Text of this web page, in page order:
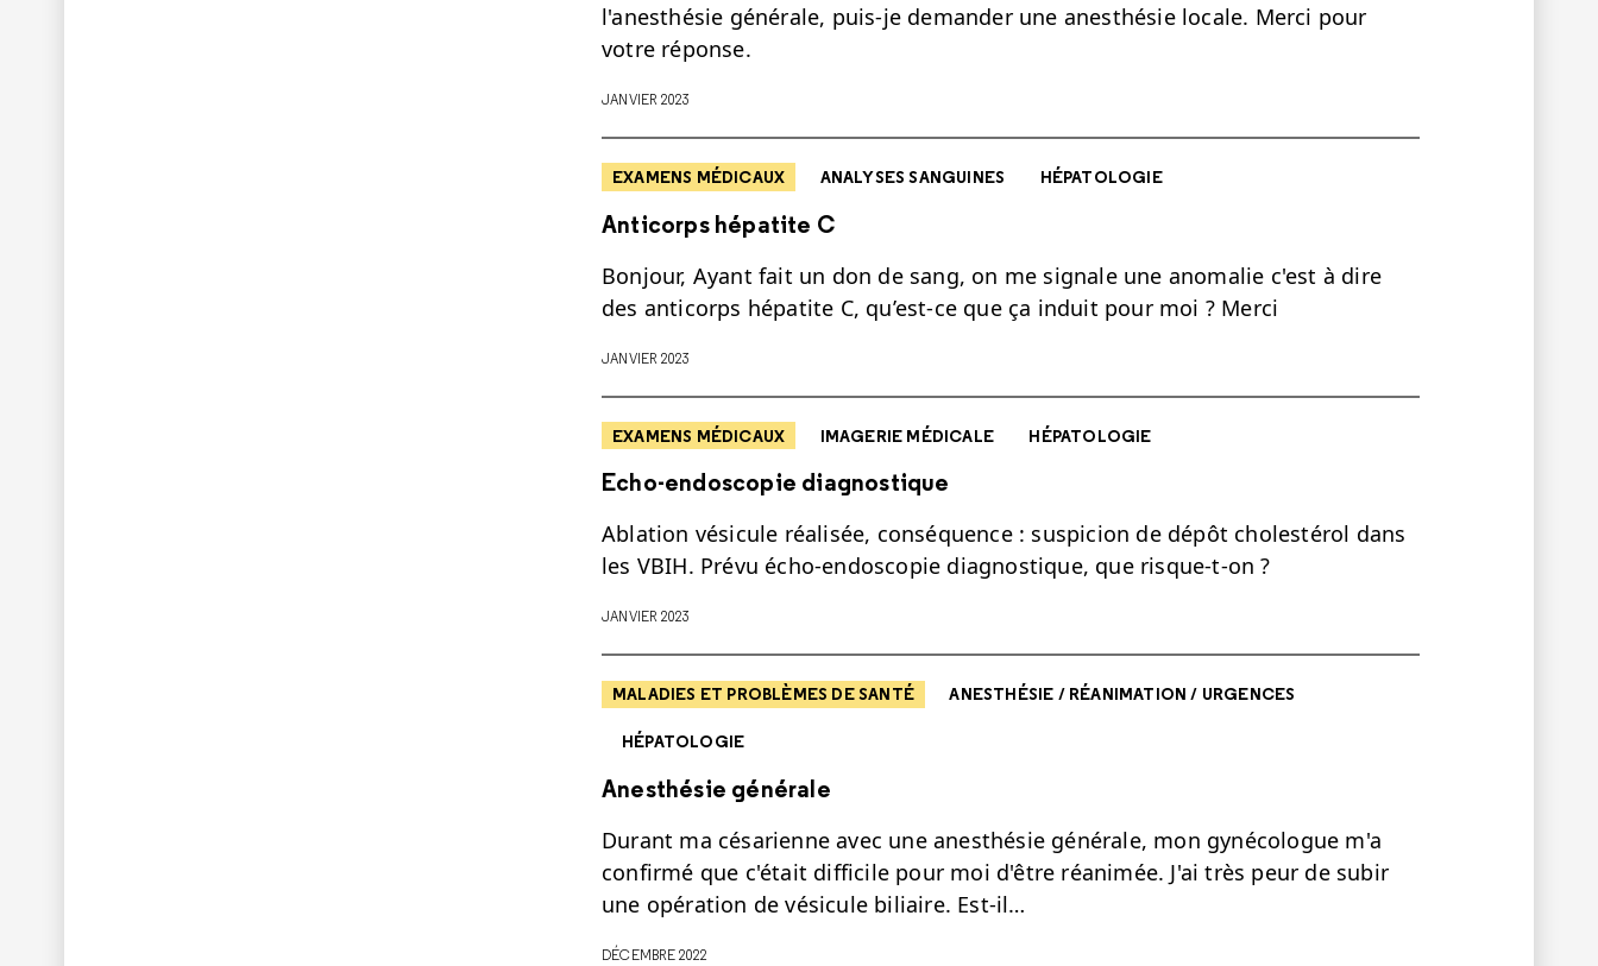
l'anesthésie générale, puis-je demander une anesthésie locale. Merci pour
votre réponse.
JANVIER 2023
EXAMENS MÉDICAUX ANALYSES SANGUINES HÉPATOLOGIE
Anticorps hépatite C
Bonjour, Ayant fait un don de sang, on me signale une anomalie c'est à dire
des anticorps hépatite C, qu’est-ce que ça induit pour moi ? Merci
JANVIER 2023
EXAMENS MÉDICAUX IMAGERIE MÉDICALE HÉPATOLOGIE
Echo-endoscopie diagnostique
Ablation vésicule réalisée, conséquence : suspicion de dépôt cholestérol dans
les VBIH. Prévu écho-endoscopie diagnostique, que risque-t-on ?
JANVIER 2023
MALADIES ET PROBLÈMES DE SANTÉ ANESTHÉSIE / RÉANIMATION / URGENCES
HÉPATOLOGIE
Anesthésie générale
Durant ma césarienne avec une anesthésie générale, mon gynécologue m'a
confirmé que c'était difficile pour moi d'être réanimée. J'ai très peur de subir
une opération de vésicule biliaire. Est-il…
DÉCEMBRE 2022